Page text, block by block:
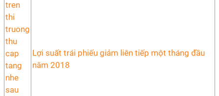
Lợi suất trái phiếu giảm liên tiếp một tháng đầu
năm 2018